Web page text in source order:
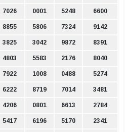
7026 0001 5248 6600
8855 5806 7324 9142
3825 3042 9872 8391
4803 5583 2176 8040
7922 1008 0488 5274
6222 8719 7014 3481
4206 0801 6613 2784
5417 6196 5170 2341